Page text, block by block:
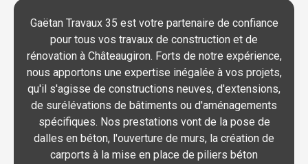
Gaëtan Travaux 35 est votre partenaire de confiance
pour tous vos travaux de construction et de
rénovation à Châteaugiron. Forts de notre expérience,
nous apportons une expertise inégalée à vos projets,
qu'il s'agisse de constructions neuves, d'extensions,
de surélévations de bâtiments ou d'aménagements
spécifiques. Nos prestations vont de la pose de
dalles en béton, l'ouverture de murs, la création de
carports à la mise en place de piliers béton